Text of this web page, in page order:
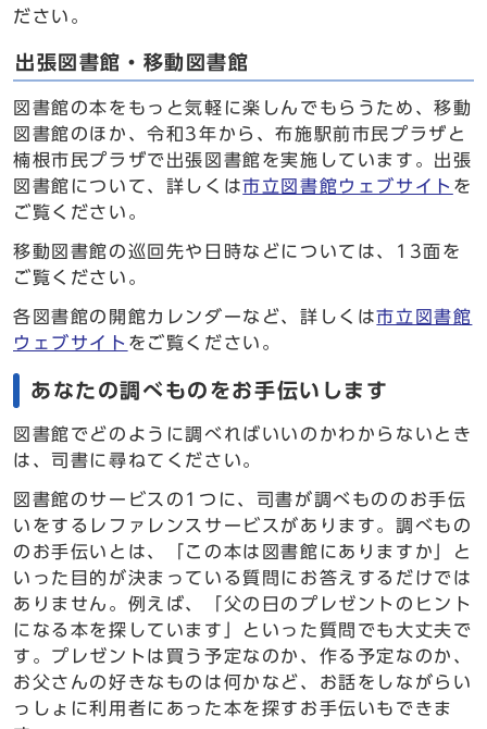
ださい。
出張図書館・移動図書館
図書館の本をもっと気軽に楽しんでもらうため、移動
図書館のほか、令和3年から、布施駅前市民プラザと
楠根市民プラザで出張図書館を実施しています。出張
図書館について、詳しくは市立図書館ウェブサイト を
ご覧ください。
移動図書館の巡回先や日時などについては、13面を
ご覧ください。
各図書館の開館カレンダーなど、詳しくは市立図書館
ウェブサイト をご覧ください。
あなたの調べものをお手伝いします
図書館でどのように調べればいいのかわからないとき
は、司書に尋ねてください。
図書館のサービスの1つに、司書が調べもののお手伝
いをするレファレンスサービスがあります。調べもの
のお手伝いとは、「この本は図書館にありますか」と
いった目的が決まっている質問にお答えするだけでは
ありません。例えば、「父の日のプレゼントのヒント
になる本を探しています」といった質問でも大丈夫で
す。プレゼントは買う予定なのか、作る予定なのか、
お父さんの好きなものは何かなど、お話をしながらい
っしょに利用者にあった本を探すお手伝いもできま